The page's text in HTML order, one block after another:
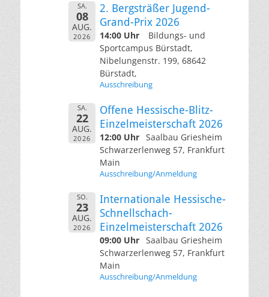
SA.
08
AUG.
2026
2. Bergsträßer Jugend-
Grand-Prix 2026
14:00 Uhr
Bildungs- und
Sportcampus Bürstadt,
Nibelungenstr. 199, 68642
Bürstadt,
Ausschreibung
SA.
22
AUG.
2026
Offene Hessische-Blitz-
Einzelmeisterschaft 2026
12:00 Uhr Saalbau Griesheim
Schwarzerlenweg 57, Frankfurt
Main
Ausschreibung/Anmeldung
SO.
23
AUG.
2026
Internationale Hessische-
Schnellschach-
Einzelmeisterschaft 2026
09:00 Uhr Saalbau Griesheim
Schwarzerlenweg 57, Frankfurt
Main
Ausschreibung/Anmeldung